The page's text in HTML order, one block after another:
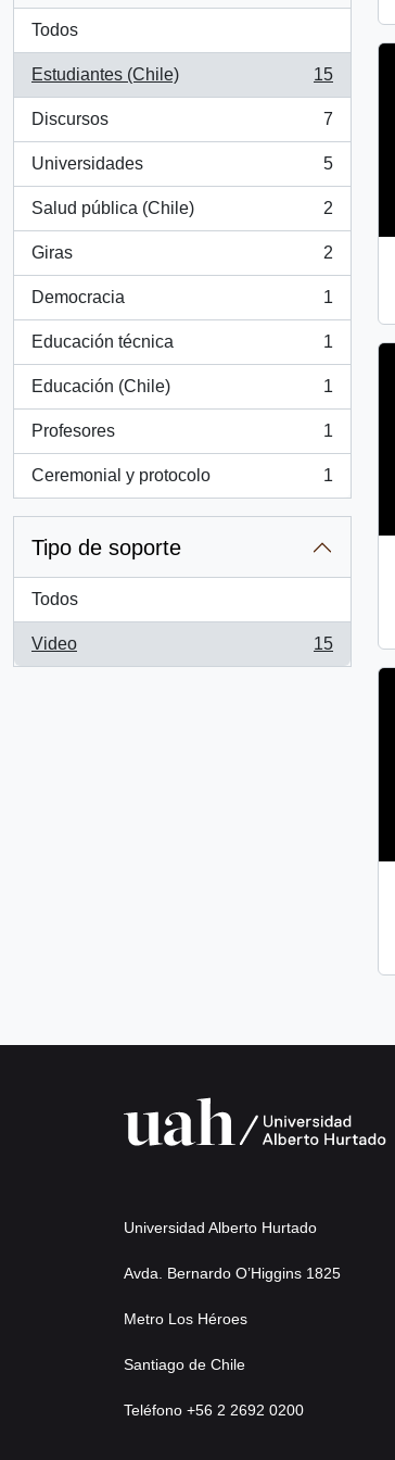
Todos
Estudiantes (Chile)
, 15 resultados
15
Discursos
, 7 resultados
7
Universidades
, 5 resultados
5
Salud pública (Chile)
, 2 resultados
2
Giras
, 2 resultados
2
Democracia
, 1 resultados
1
Educación técnica
, 1 resultados
1
Educación (Chile)
, 1 resultados
1
Profesores
, 1 resultados
1
Ceremonial y protocolo
, 1 resultados
1
Tipo de soporte
Todos
Video
, 15 resultados
15
Universidad Alberto Hurtado
Avda. Bernardo O’Higgins 1825
Metro Los Héroes
Santiago de Chile
Teléfono +56 2 2692 0200